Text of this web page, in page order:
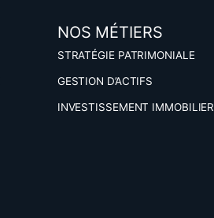
NOS MÉTIERS
STRATÉGIE PATRIMONIALE
GESTION D’ACTIFS
INVESTISSEMENT IMMOBILIER